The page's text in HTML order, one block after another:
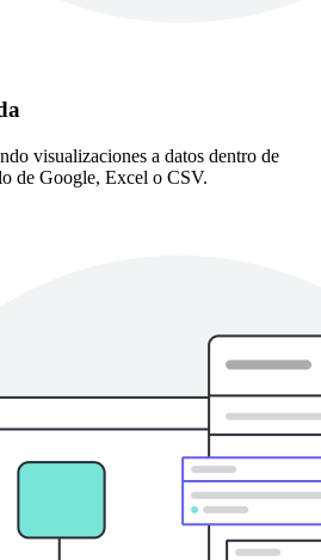
visualizaciones a datos dentro de
de Google, Excel o CSV.